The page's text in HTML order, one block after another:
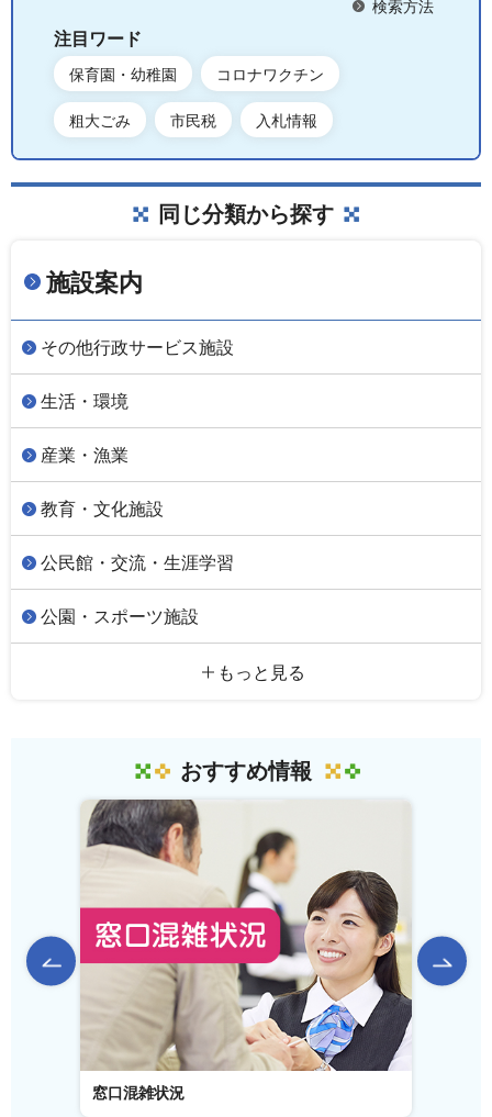
検索方法
注目ワード
保育園・幼稚園 コロナワクチン
粗大ごみ 市民税 入札情報
同じ分類から探す
施設案内
その他行政サービス施設
生活・環境
産業・漁業
教育・文化施設
公民館・交流・生涯学習
公園・スポーツ施設
もっと見る
おすすめ情報
前のスライドを表示
窓口混雑状況